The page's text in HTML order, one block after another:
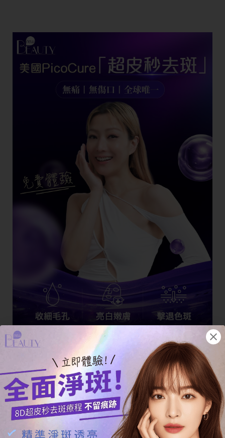
立即體驗
PicoCure 美國超皮秒去
斑療程